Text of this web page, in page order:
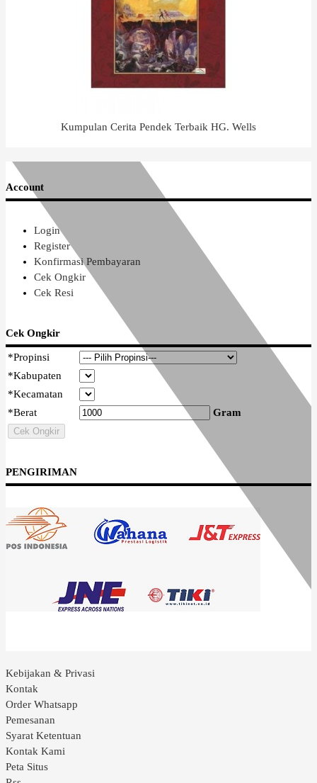
Kumpulan Cerita Pendek Terbaik HG. Wells
Account
Login
Register
Konfirmasi Pembayaran
Cek Ongkir
Cek Resi
Cek Ongkir
*Propinsi
*Kabupaten
*Kecamatan
*Berat Gram
Cek Ongkir
PENGIRIMAN
Kebijakan & Privasi
Kontak
Order Whatsapp
Pemesanan
Syarat Ketentuan
Kontak Kami
Peta Situs